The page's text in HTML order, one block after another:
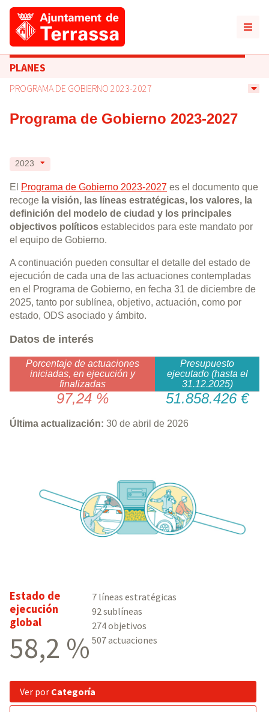
PLANES
PROGRAMA DE GOBIERNO 2023-2027
Programa de Gobierno 2023-2027
2023
El Programa de Gobierno 2023-2027 es el documento que
recoge la visión, las líneas estratégicas, los valores, la
definición del modelo de ciudad y los principales
objectivos políticos establecidos para este mandato por
el equipo de Gobierno.
A continuación pueden consultar el detalle del estado de
ejecución de cada una de las actuaciones contempladas
en el Programa de Gobierno, en fecha 31 de diciembre de
2025, tanto por sublínea, objetivo, actuación, como por
estado, ODS asociado y ámbito.
Datos de interés
Porcentaje de actuaciones
iniciadas, en ejecución y
finalizadas
Presupuesto
ejecutado (hasta el
31.12.2025)
97,24 % 51.858.426 €
Última actualización: 30 de abril de 2026
Estado de
ejecución
global
58,2 %
7 líneas estratégicas
92 sublíneas
274 objetivos
507 actuaciones
ver por Categoría